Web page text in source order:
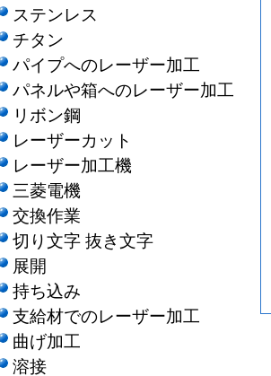
ステンレス
チタン
パイプへのレーザー加工
パネルや箱へのレーザー加工
リボン鋼
レーザーカット
レーザー加工機
三菱電機
交換作業
切り文字 抜き文字
展開
持ち込み
支給材でのレーザー加工
曲げ加工
溶接